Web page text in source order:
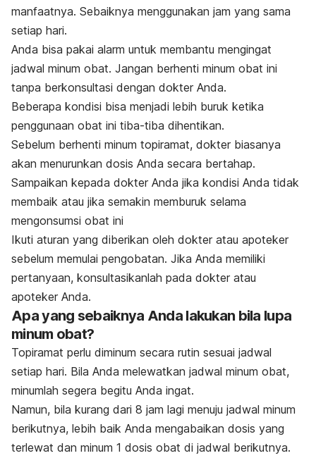
manfaatnya. Sebaiknya menggunakan jam yang sama
setiap hari.
Anda bisa pakai alarm untuk membantu mengingat
jadwal minum obat. Jangan berhenti minum obat ini
tanpa berkonsultasi dengan dokter Anda.
Beberapa kondisi bisa menjadi lebih buruk ketika
penggunaan obat ini tiba-tiba dihentikan.
Sebelum berhenti minum topiramat, dokter biasanya
akan menurunkan dosis Anda secara bertahap.
Sampaikan kepada dokter Anda jika kondisi Anda tidak
membaik atau jika semakin memburuk selama
mengonsumsi obat ini
Ikuti aturan yang diberikan oleh dokter atau apoteker
sebelum memulai pengobatan. Jika Anda memiliki
pertanyaan, konsultasikanlah pada dokter atau
apoteker Anda.
Apa yang sebaiknya Anda lakukan bila lupa
minum obat?
Topiramat perlu diminum secara rutin sesuai jadwal
setiap hari. Bila Anda melewatkan jadwal minum obat,
minumlah segera begitu Anda ingat.
Namun, bila kurang dari 8 jam lagi menuju jadwal minum
berikutnya, lebih baik Anda mengabaikan dosis yang
terlewat dan minum 1 dosis obat di jadwal berikutnya.